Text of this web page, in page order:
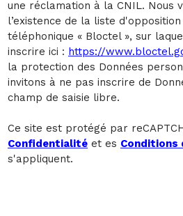
une réclamation à la CNIL. Nous
l’existence de la liste
téléphonique « Bloctel », sur
inscrire ici : https://
la protection des Données
invitons à ne pas inscrire de
champ de saisie libre.
Ce site est protégé par
Confidentialité et es
s'appliquent.